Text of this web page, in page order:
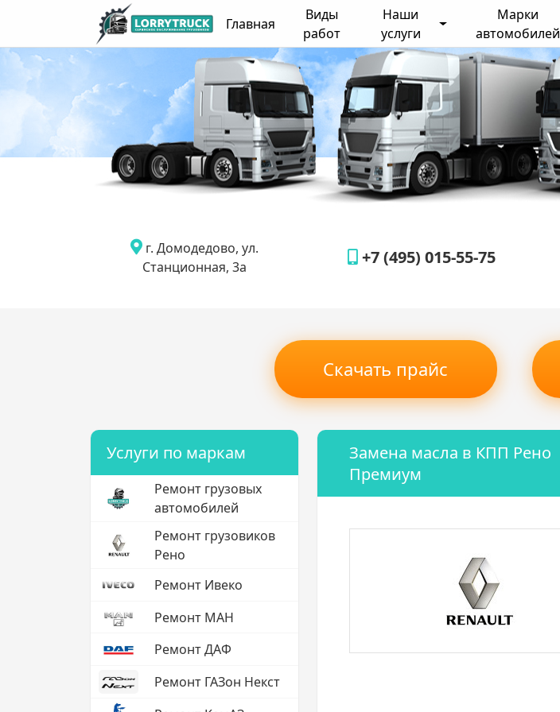
Главная
Виды
работ
Наши
услуги
Марки
автомобилей
г. Домодедово, ул.
Станционная, 3а
+7 (495) 015-55-75
Скачать прайс
Услуги по маркам
Ремонт грузовых
автомобилей
Ремонт грузовиков
Рено
Ремонт Ивеко
Ремонт МАН
Ремонт ДАФ
Ремонт ГАЗон Некст
Замена масла в КПП Рено
Премиум